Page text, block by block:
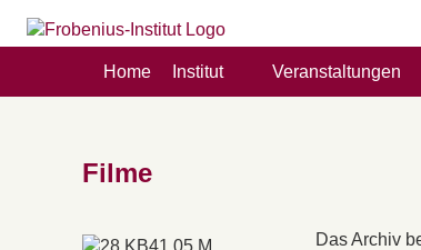
Home Institut Veranstaltungen
Filme
Das Archiv